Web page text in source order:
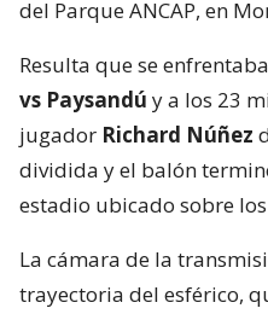
del Parque ANCAP, en
Resulta que se
vs Paysandú y a los 23
jugador Richard Núñez
dividida y el balón
estadio ubicado sobre
La cámara de la
trayectoria del esférico,